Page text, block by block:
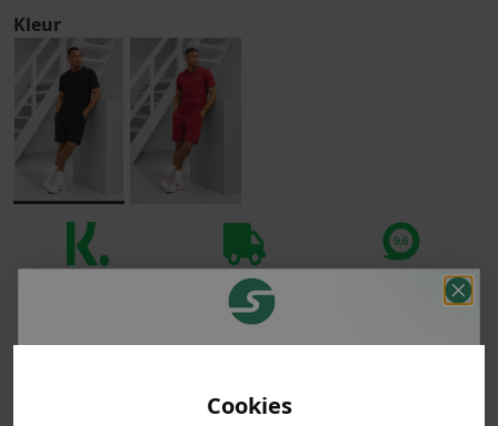
Cookies
Kleur
Voor 23:59 besteld
is morgen in huis!*
beoordelen ons
korting ontvangen!